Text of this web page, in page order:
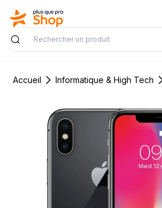
Rechercher
Accueil Informatique & High Tech